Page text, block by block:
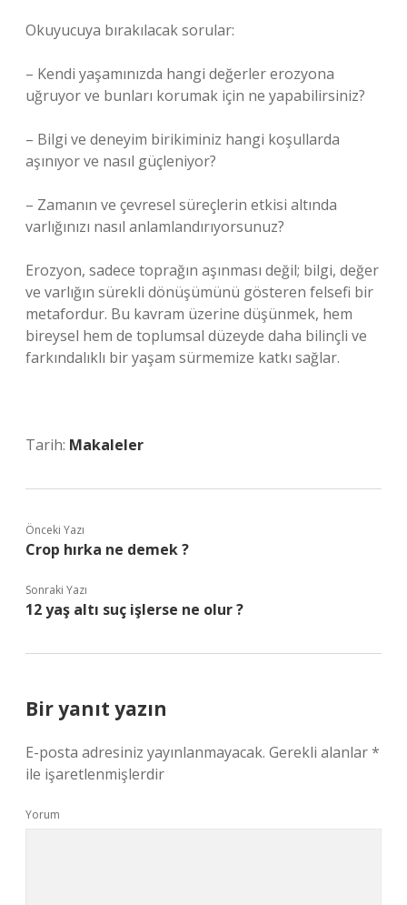
Okuyucuya bırakılacak sorular:
– Kendi yaşamınızda hangi değerler erozyona
uğruyor ve bunları korumak için ne yapabilirsiniz?
– Bilgi ve deneyim birikiminiz hangi koşullarda
aşınıyor ve nasıl güçleniyor?
– Zamanın ve çevresel süreçlerin etkisi altında
varlığınızı nasıl anlamlandırıyorsunuz?
Erozyon, sadece toprağın aşınması değil; bilgi, değer
ve varlığın sürekli dönüşümünü gösteren felsefi bir
metafordur. Bu kavram üzerine düşünmek, hem
bireysel hem de toplumsal düzeyde daha bilinçli ve
farkındalıklı bir yaşam sürmemize katkı sağlar.
Tarih: Makaleler
Önceki Yazı
Crop hırka ne demek ?
Sonraki Yazı
12 yaş altı suç işlerse ne olur ?
Bir yanıt yazın
E-posta adresiniz yayınlanmayacak. Gerekli alanlar*
ile işaretlenmişlerdir
Yorum